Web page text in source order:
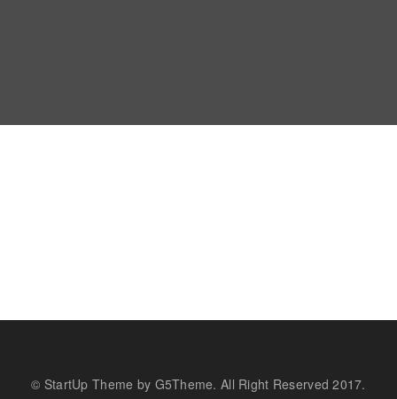
© StartUp Theme by G5Theme. All Right Reserved 2017.